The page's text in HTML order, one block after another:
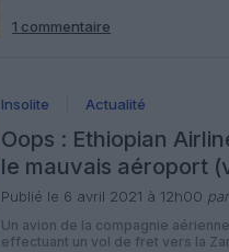
ses destinations sur le
Abidjan le 16 juin 2021, la
continue d’étendre son réseau
1 commentaire
Insolite Actualité
Oops : Ethiopian
le mauvais aéroport
Publié le 6 avril 2021 à 12h00
Un avion de la compagnie
effectuant un vol de fret vers la